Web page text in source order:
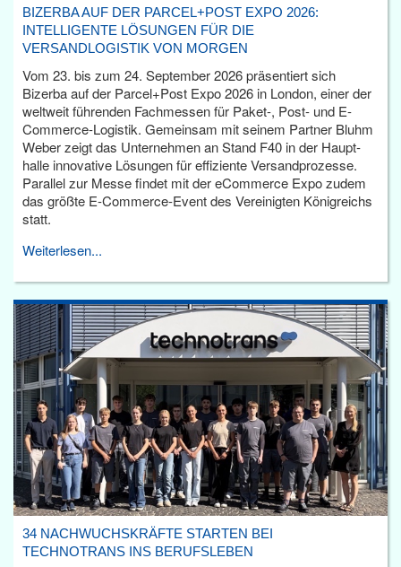
BIZERBA AUF DER PARCEL+POST EXPO 2026:
INTELLIGENTE LÖSUNGEN FÜR DIE
VERSANDLOGISTIK VON MORGEN
Vom 23. bis zum 24. September 2026 präsentiert sich
Bizerba auf der Parcel+Post Expo 2026 in London, einer der
weltweit führenden Fachmessen für Paket-, Post- und E-
Commerce-Logistik. Gemeinsam mit seinem Partner Bluhm
Weber zeigt das Unternehmen an Stand F40 in der Haupt­
halle innovative Lösungen für effiziente Versandprozesse.
Parallel zur Messe findet mit der eCommerce Expo zudem
das größte E-Commerce-Event des Vereinigten Königreichs
statt.
Weiterlesen...
34 NACHWUCHSKRÄFTE STARTEN BEI
TECHNOTRANS INS BERUFSLEBEN